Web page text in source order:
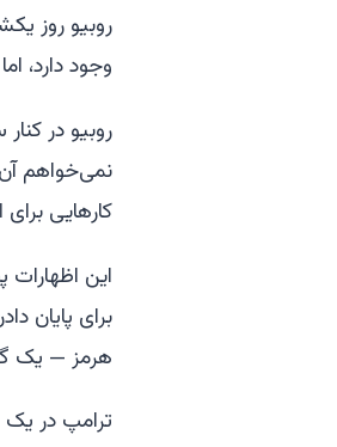
روبیو روز
وجود دارد،
روبیو در
نمی‌خواهم
کارهایی برای
این
برای پایان
هرمز — یک
ترامپ در یک